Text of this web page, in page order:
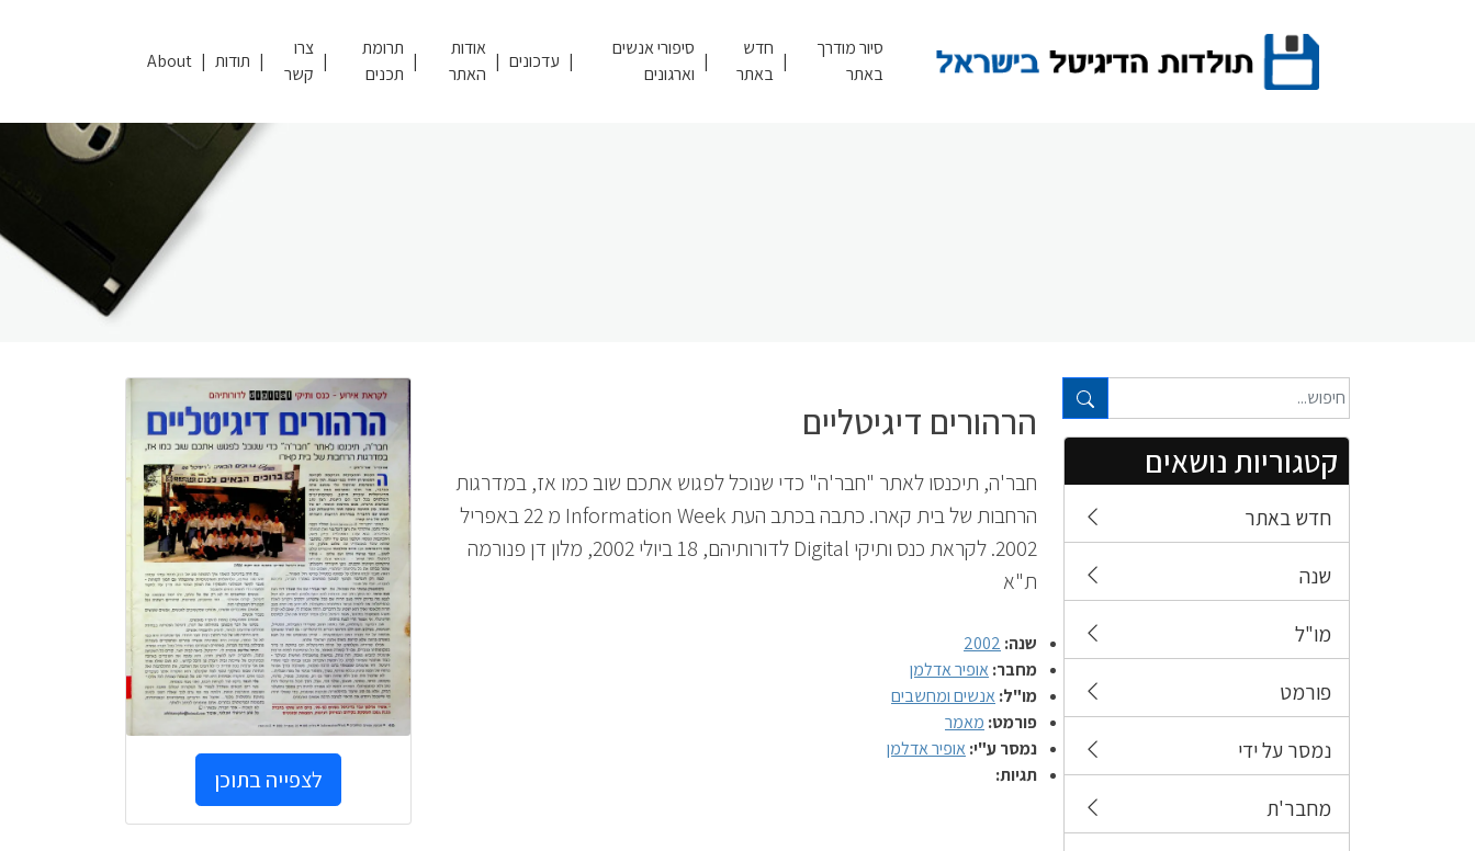
סיור מודרך
באתר
חדש
באתר
סיפורי אנשים
וארגונים
עדכונים
אודות
האתר
תרומת
תכנים
צרו
קשר
תודות About
טקסט חופשי...
קטגוריות נושאים
חדש באתר
שנה
מו"ל
פורמט
נמסר על ידי
מחבר'ת
הרהורים דיגיטליים
חבר'ה, תיכנסו לאתר "חבר'ה" כדי שנוכל לפגוש אתכם שוב כמו אז, במדרגות
הרחבות של בית קארו. כתבה בכתב העת Information Week מ 22 באפריל
2002. לקראת כנס ותיקי Digital לדורותיהם, 18 ביולי 2002, מלון דן פנורמה
ת"א
שנה: 2002
מחבר: אופיר אדלמן
מו"ל: אנשים ומחשבים
פורמט: מאמר
נמסר ע"י: אופיר אדלמן
תגיות:
לצפייה בתוכן